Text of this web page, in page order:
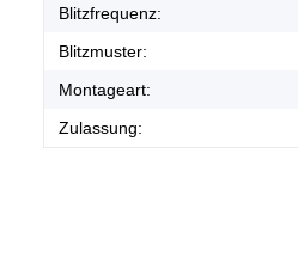
Blitzfrequenz:
Blitzmuster:
Montageart:
Zulassung: